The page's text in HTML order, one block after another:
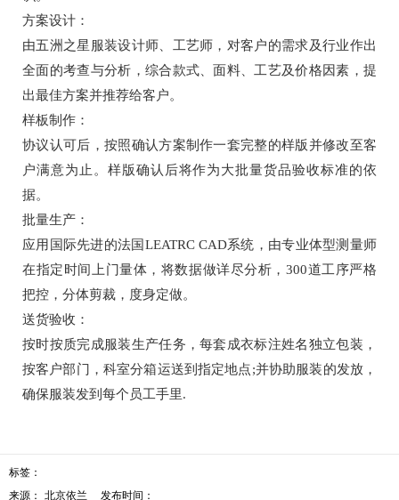
方案设计：
由五洲之星服装设计师、工艺师，对客户的需求及行业作出
全面的考查与分析，综合款式、面料、工艺及价格因素，提
出最佳方案并推荐给客户。
样板制作：
协议认可后，按照确认方案制作一套完整的样版并修改至客
户满意为止。样版确认后将作为大批量货品验收标准的依
据。
批量生产：
应用国际先进的法国LEATRC CAD系统，由专业体型测量师
在指定时间上门量体，将数据做详尽分析，300道工序严格
把控，分体剪裁，度身定做。
送货验收：
按时按质完成服装生产任务，每套成衣标注姓名独立包装，
按客户部门，科室分箱运送到指定地点;并协助服装的发放，
确保服装发到每个员工手里.
标签：
来源：
北京依兰 发布时间：